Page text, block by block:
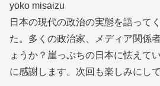
yoko misaizu
日本の現代の政治の実態を語って
た。多くの政治家、メディア関係
ょうか？崖っぷちの日本に怯えて
に感謝します。次回も楽しみにし